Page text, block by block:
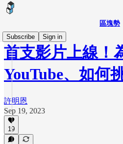
區塊勢
Subscribe
Sign in
首支影片上線！
YouTube、如何
許明恩
Sep 19, 2023
19